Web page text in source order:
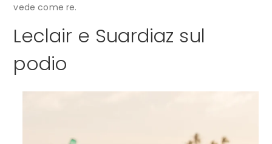
vede come re.
Leclair e Suardiaz sul
podio